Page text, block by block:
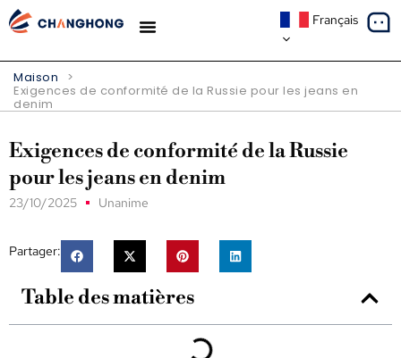
Français
Maison >
Exigences de conformité de la Russie pour les jeans en
denim
Exigences de conformité de la Russie
pour les jeans en denim
23/10/2025 Unanime
Partager:
Table des matières